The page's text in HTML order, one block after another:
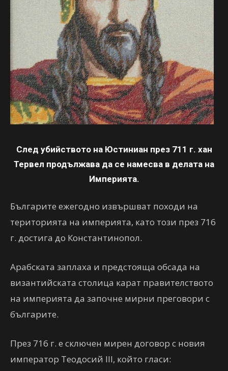
След убийството на Юстиниан през 711 г. хан
Тервел продължава да се намесва в делата на
Империята.
Българите ежегодно извършват походи на
територията на империята, като този през 716
г. достига до Константинопол.
Арабската заплаха и предстояща обсада на
византийската столица карат правителството
на империята да започне мирни преговори с
българите.
През 716 г. е сключен мирен договор с новия
император Теодосий III, който гласи: